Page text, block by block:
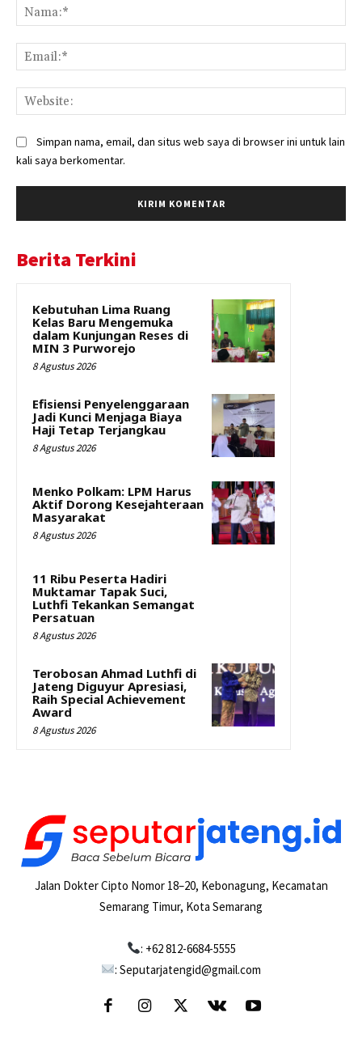
Simpan nama, email, dan situs web saya di browser ini untuk lain
kali saya berkomentar.
Berita Terkini
Kebutuhan Lima Ruang
Kelas Baru Mengemuka
dalam Kunjungan Reses di
MIN 3 Purworejo
8 Agustus 2026
Efisiensi Penyelenggaraan
Jadi Kunci Menjaga Biaya
Haji Tetap Terjangkau
8 Agustus 2026
Menko Polkam: LPM Harus
Aktif Dorong Kesejahteraan
Masyarakat
8 Agustus 2026
11 Ribu Peserta Hadiri
Muktamar Tapak Suci,
Luthfi Tekankan Semangat
Persatuan
8 Agustus 2026
Terobosan Ahmad Luthfi di
Jateng Diguyur Apresiasi,
Raih Special Achievement
Award
8 Agustus 2026
Jalan Dokter Cipto Nomor 18–20, Kebonagung, Kecamatan
Semarang Timur, Kota Semarang
: +62 812-6684-5555
: Seputarjatengid@gmail.com